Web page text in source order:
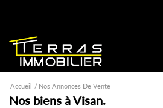
Accueil Nos Annonces De Vente
Nos biens à Visan.